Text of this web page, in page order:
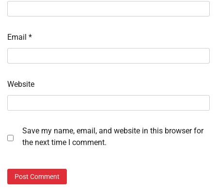
Email *
Website
Save my name, email, and website in this browser for
the next time I comment.